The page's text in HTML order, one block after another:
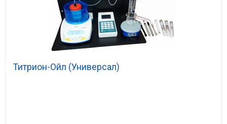
Титрион-Ойл (Универсал)